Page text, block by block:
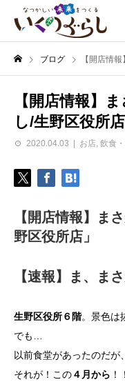
ブログ 【開店情
【開店情報】
し/生野区役所店
2020.04.03 お店 飲食
【開店情報】ま
野区役所店」
【速報】ま、ま
生野区役所６階。景色は
でも…
以前食堂があったのだが
それが！この４月から ！！